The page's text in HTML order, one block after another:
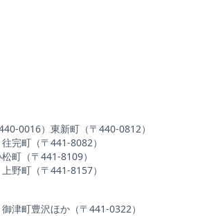
0016） 東新町（〒440-0812）
往完町（〒441-8082）
町（〒441-8109）
上野町（〒441-8157）
御津町豊沢ほか（〒441-0322）